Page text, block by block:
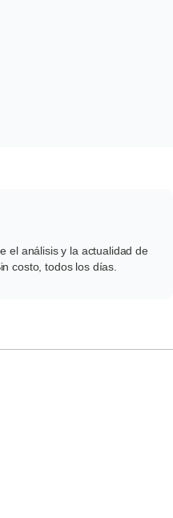
el análisis y la actualidad de
costo, todos los días.